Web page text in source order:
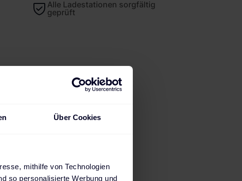
Über Cookies
mithilfe von Technologien
so personalisierte Werbung und
Alle Ladestationen sorgfältig
geprüft
die KEBA